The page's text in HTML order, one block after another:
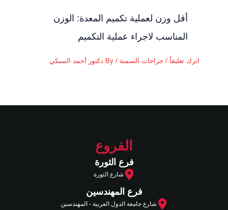
أقل وزن لعملية تكميم المعدة: الوزن
المناسب لاجراء عملية التكميم
اترك تعليقاً / جراحات السمنة / By دكتور أحمد السبكي
الفروع
فرع الثورة
شارع الثورة
فرع المهندسين
شارع جامعة الدول العربية - المهندسين